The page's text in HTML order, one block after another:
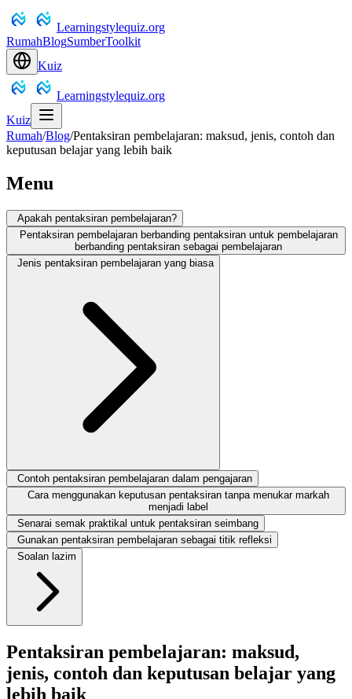
Learningstylequiz.org
RumahBlogSumberToolkit
Kuiz
Learningstylequiz.org
Kuiz
Rumah/Blog/Pentaksiran pembelajaran: maksud, jenis, contoh dan
keputusan belajar yang lebih baik
Menu
Apakah pentaksiran pembelajaran?
Pentaksiran pembelajaran berbanding pentaksiran untuk pembelajaran
berbanding pentaksiran sebagai pembelajaran
Jenis pentaksiran pembelajaran yang biasa
Contoh pentaksiran pembelajaran dalam pengajaran
Cara menggunakan keputusan pentaksiran tanpa menukar markah
menjadi label
Senarai semak praktikal untuk pentaksiran seimbang
Gunakan pentaksiran pembelajaran sebagai titik refleksi
Soalan lazim
Pentaksiran pembelajaran: maksud,
jenis, contoh dan keputusan belajar yang
lebih baik